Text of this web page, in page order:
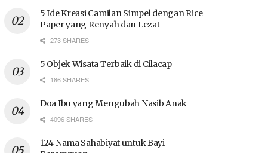
5 Ide Kreasi Camilan Simpel dengan Rice
Paper yang Renyah dan Lezat
273 SHARES
5 Objek Wisata Terbaik di Cilacap
186 SHARES
Doa Ibu yang Mengubah Nasib Anak
4096 SHARES
124 Nama Sahabiyat untuk Bayi